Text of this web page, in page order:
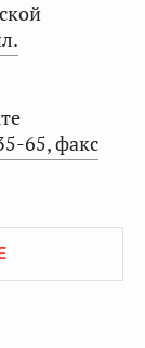
65, факс